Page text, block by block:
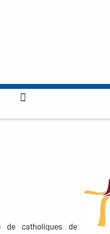
de catholiques de